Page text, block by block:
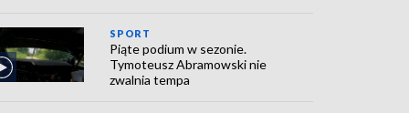
SPORT
Piąte podium w sezonie.
Tymoteusz Abramowski nie
zwalnia tempa